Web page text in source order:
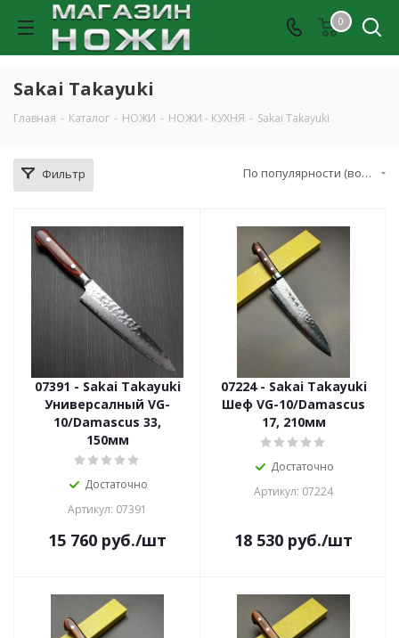
0
Sakai Takayuki
Главная - Каталог - НОЖИ - НОЖИ - КУХНЯ - Sakai Takayuki
Фильтр По популярности (возрастание)
07391 - Sakai Takayuki
Универсалный VG-
10/Damascus 33,
150мм
Достаточно
Артикул: 07391
15 760 руб./шт
07224 - Sakai Takayuki
Шеф VG-10/Damascus
17, 210мм
Достаточно
Артикул: 07224
18 530 руб./шт